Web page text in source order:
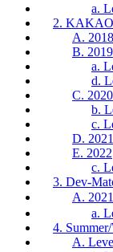
a.
2.
A. 2018
B. 2019
a.
d.
C. 2020
b.
c.
D. 2021
E. 2022
c.
3. Dev-
A.
a.
4.
A.